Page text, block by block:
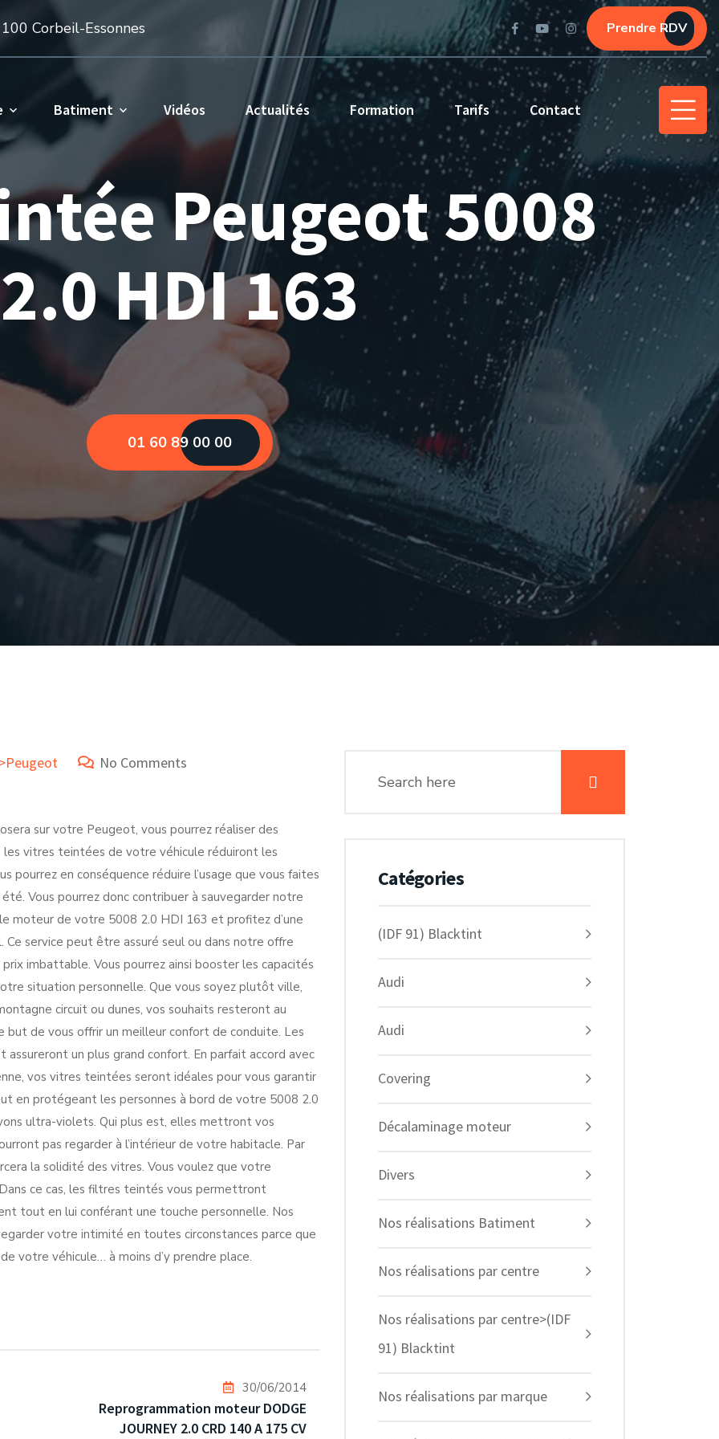
Corbeil-Essonnes Prendre RDV
Batiment Vidéos Actualités Formation Tarifs Contact
Peugeot 5008
2.0 HDI 163
01 60 89 00 00
No Comments
sur votre Peugeot, vous pourrez réaliser des
vitres teintées de votre véhicule réduiront les
pourrez en conséquence réduire l’usage que vous faites
Vous pourrez donc contribuer à sauvegarder notre
moteur de votre 5008 2.0 HDI 163 et profitez d’une
service peut être assuré seul ou dans notre offre
imbattable. Vous pourrez ainsi booster les capacités
situation personnelle. Que vous soyez plutôt ville,
circuit ou dunes, vos souhaits resteront au
but de vous offrir un meilleur confort de conduite. Les
un plus grand confort. En parfait accord avec
vos vitres teintées seront idéales pour vous garantir
en protégeant les personnes à bord de votre 5008 2.0
ultra-violets. Qui plus est, elles mettront vos
pas regarder à l’intérieur de votre habitacle. Par
la solidité des vitres. Vous voulez que votre
ce cas, les filtres teintés vous permettront
tout en lui conférant une touche personnelle. Nos
votre intimité en toutes circonstances parce que
votre véhicule… à moins d’y prendre place.
30/06/2014
Reprogrammation moteur DODGE
JOURNEY 2.0 CRD 140 A 175 CV
Catégories
(IDF 91) Blacktint
Audi
Audi
Covering
Décalaminage moteur
Divers
Nos réalisations Batiment
Nos réalisations par centre
Nos réalisations par centre>(IDF
91) Blacktint
Nos réalisations par marque